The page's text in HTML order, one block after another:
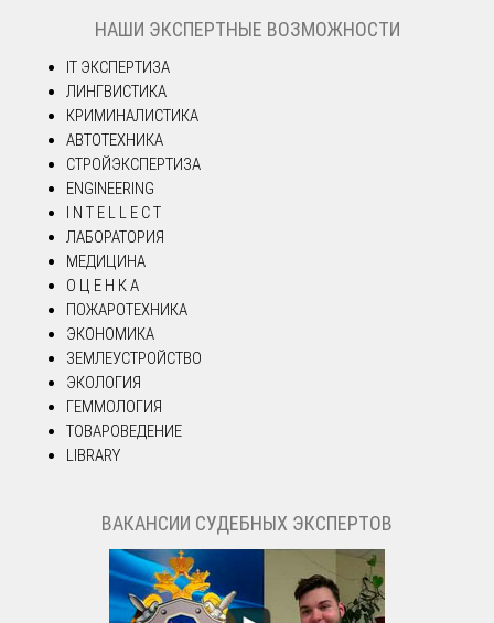
НАШИ ЭКСПЕРТНЫЕ ВОЗМОЖНОСТИ
IT ЭКСПЕРТИЗА
ЛИНГВИСТИКА
КРИМИНАЛИСТИКА
АВТОТЕХНИКА
СТРОЙЭКСПЕРТИЗА
ENGINEERING
I N T E L L E C T
ЛАБОРАТОРИЯ
МЕДИЦИНА
О Ц Е Н К А
ПОЖАРОТЕХНИКА
ЭКОНОМИКА
ЗЕМЛЕУСТРОЙСТВО
ЭКОЛОГИЯ
ГЕММОЛОГИЯ
ТОВАРОВЕДЕНИЕ
LIBRARY
ВАКАНСИИ СУДЕБНЫХ ЭКСПЕРТОВ